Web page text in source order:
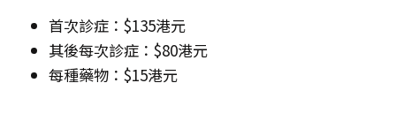
首次診症：$135港元
其後每次診症：$80港元
每種藥物：$15港元